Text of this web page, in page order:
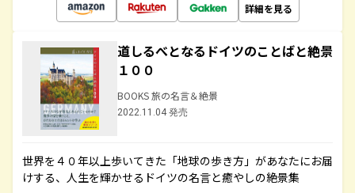
詳細を見る
道しるべとなるドイツのことばと絶景
１００
BOOKS 旅の名言＆絶景
2022.11.04 発売
世界を４０年以上歩いてきた「地球の歩き方」があなたにお届
けする、人生を輝かせるドイツの名言と癒やしの絶景集